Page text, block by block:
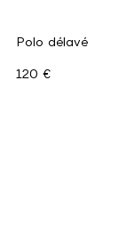
Polo délavé
120 €